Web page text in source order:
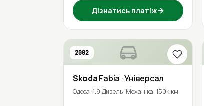
Дізнатись платіж→
2002
SkodaFabia · Універсал
Одеса 1.9 Дизель Механіка 150к км